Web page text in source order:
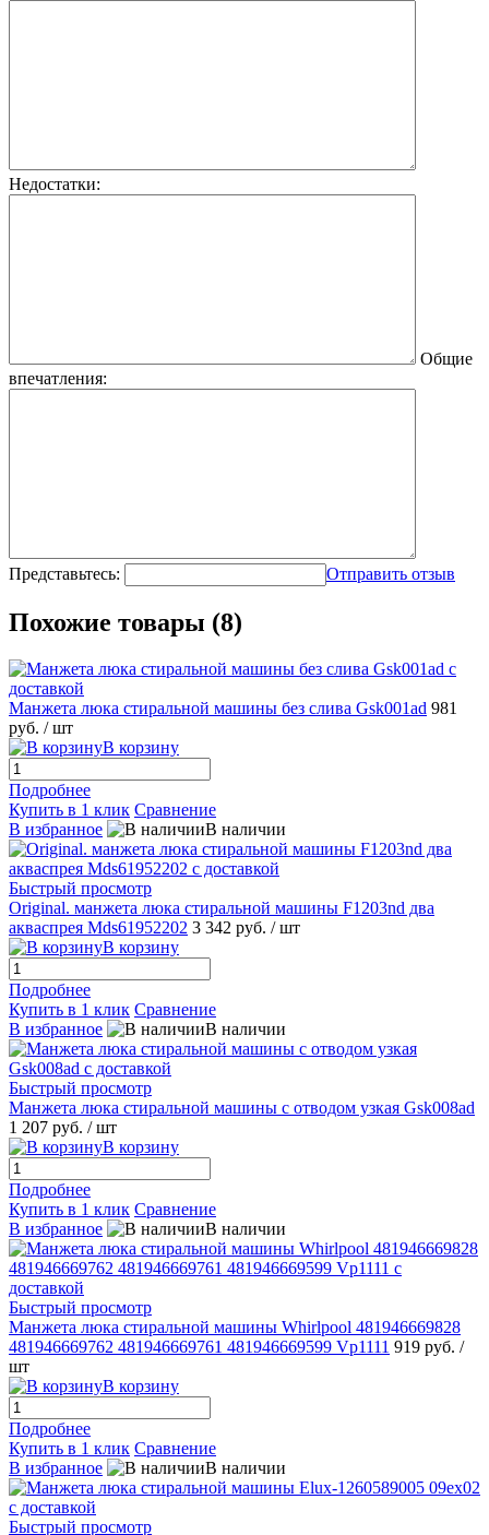
Недостатки:
Общие
впечатления:
Представьтесь: Отправить отзыв
Похожие товары (8)
Манжета люка стиральной машины без слива Gsk001ad 981
руб. / шт
В корзину
Подробнее
Купить в 1 клик Сравнение
В избранное
В наличии
Быстрый просмотр
Original. манжета люка стиральной машины F1203nd два
акваспрея Mds61952202 3 342 руб. / шт
В корзину
Подробнее
Купить в 1 клик Сравнение
В избранное
В наличии
Быстрый просмотр
Манжета люка стиральной машины с отводом узкая Gsk008ad
1 207 руб. / шт
В корзину
Подробнее
Купить в 1 клик Сравнение
В избранное
В наличии
Быстрый просмотр
Манжета люка стиральной машины Whirlpool 481946669828
481946669762 481946669761 481946669599 Vp1111 919 руб. /
шт
В корзину
Подробнее
Купить в 1 клик Сравнение
В избранное
В наличии
Быстрый просмотр